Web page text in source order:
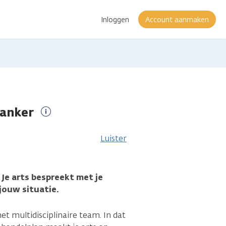
Inloggen Account aanmaken
Luister
arts bespreekt met je
situatie.
multidisciplinaire team. In dat